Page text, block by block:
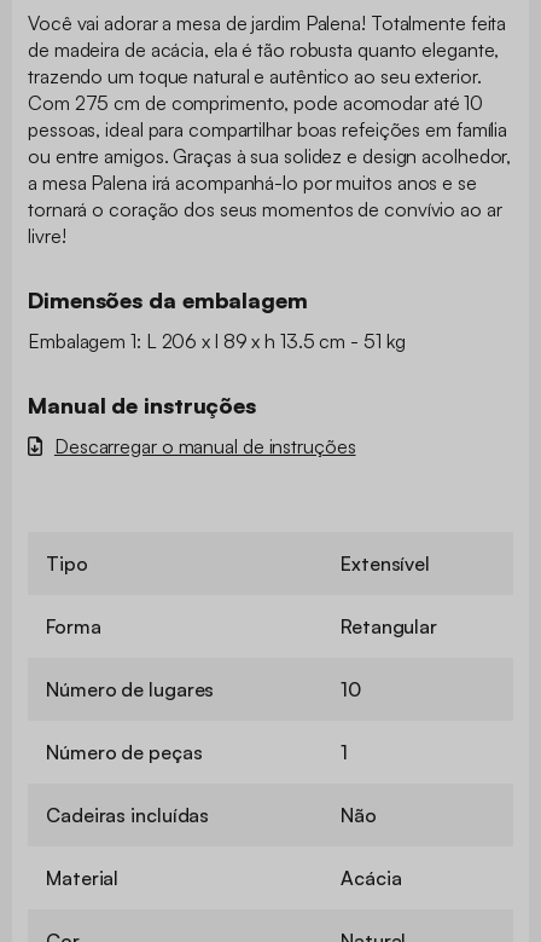
Você vai adorar a mesa de jardim Palena! Totalmente feita
de madeira de acácia, ela é tão robusta quanto elegante,
trazendo um toque natural e autêntico ao seu exterior.
Com 275 cm de comprimento, pode acomodar até 10
pessoas, ideal para compartilhar boas refeições em família
ou entre amigos. Graças à sua solidez e design acolhedor,
a mesa Palena irá acompanhá-lo por muitos anos e se
tornará o coração dos seus momentos de convívio ao ar
livre!
Dimensões da embalagem
Embalagem 1: L 206 x l 89 x h 13.5 cm - 51 kg
Manual de instruções
Descarregar o manual de instruções
Tipo Extensível
Forma Retangular
Número de lugares 10
Número de peças 1
Cadeiras incluídas Não
Material Acácia